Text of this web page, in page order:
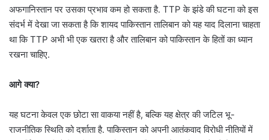
अफगानिस्तान पर उसका प्रभाव कम हो सकता है. TTP के झंडे की घटना को इस
संदर्भ में देखा जा सकता है कि शायद पाकिस्तान तालिबान को यह याद दिलाना चाहता
था कि TTP अभी भी एक खतरा है और तालिबान को पाकिस्तान के हितों का ध्यान
रखना चाहिए.
आगे क्या?
यह घटना केवल एक छोटा सा वाकया नहीं है, बल्कि यह क्षेत्र की जटिल भू-
राजनीतिक स्थिति को दर्शाता है. पाकिस्तान को अपनी आतंकवाद विरोधी नीतियों में